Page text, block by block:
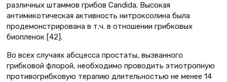
различных штаммов грибов Candida. Высокая
антимикотическая активность нитроксолина была
продемонстрирована в т.ч. в отношении грибковых
биопленок [42].
Во всех случаях абсцесса простаты, вызванного
грибковой флорой, необходимо проводить этиотропную
противогрибковую терапию длительностью не менее 14